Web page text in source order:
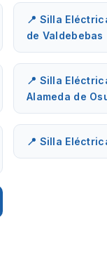
📍 Silla
de Valdebebas
📍 Silla
Alameda de
📍 Silla